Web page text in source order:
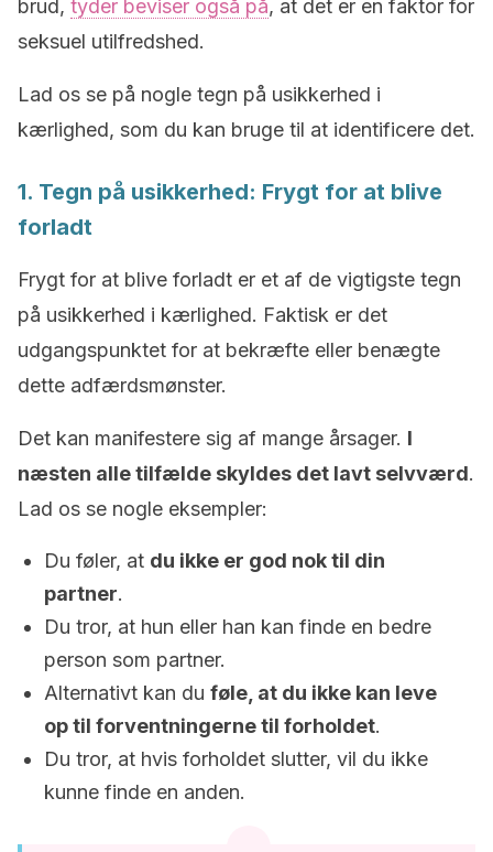
brud, tyder beviser også på, at det er en faktor for
seksuel utilfredshed.
Lad os se på nogle tegn på usikkerhed i
kærlighed, som du kan bruge til at identificere det.
1. Tegn på usikkerhed: Frygt for at blive
forladt
Frygt for at blive forladt er et af de vigtigste tegn
på usikkerhed i kærlighed. Faktisk er det
udgangspunktet for at bekræfte eller benægte
dette adfærdsmønster.
Det kan manifestere sig af mange årsager. I
næsten alle tilfælde skyldes det lavt selvværd.
Lad os se nogle eksempler:
Du føler, at du ikke er god nok til din
partner.
Du tror, at hun eller han kan finde en bedre
person som partner.
Alternativt kan du føle, at du ikke kan leve
op til forventningerne til forholdet.
Du tror, at hvis forholdet slutter, vil du ikke
kunne finde en anden.